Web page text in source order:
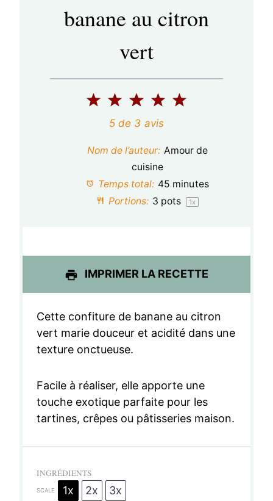
banane au citron
vert
5
t
i
s
4
t
i
s
3
é
t
o
i
s
2
é
t
i
s
1
t
i
5 de 3 avis
Nom de l’auteur: Amour de
cuisine
Temps total: 45 minutes
Portions: 3 pots 1x
IMPRIMER LA RECETTE
Cette confiture de banane au citron
vert marie douceur et acidité dans une
texture onctueuse.
Facile à réaliser, elle apporte une
touche exotique parfaite pour les
tartines, crêpes ou pâtisseries maison.
INGRÉDIENTS
SCALE 1x 2x 3x